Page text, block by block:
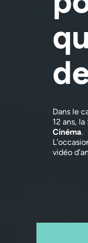
Dans le
12 ans,
Cinéma.
vidéo